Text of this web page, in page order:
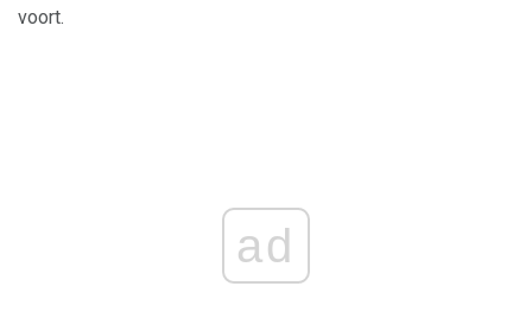
voort.
ad